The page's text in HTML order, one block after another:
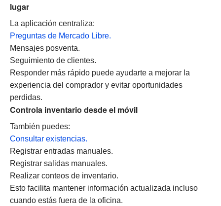
lugar
La aplicación centraliza:
Preguntas de Mercado Libre.
Mensajes posventa.
Seguimiento de clientes.
Responder más rápido puede ayudarte a mejorar la
experiencia del comprador y evitar oportunidades
perdidas.
Controla inventario desde el móvil
También puedes:
Consultar existencias.
Registrar entradas manuales.
Registrar salidas manuales.
Realizar conteos de inventario.
Esto facilita mantener información actualizada incluso
cuando estás fuera de la oficina.